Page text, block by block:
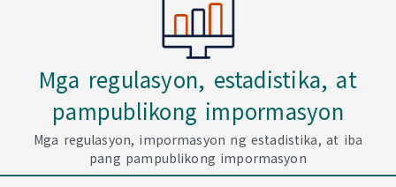
Mga regulasyon, estadistika, at
pampublikong impormasyon
Mga regulasyon, impormasyon ng estadistika, at iba
pang pampublikong impormasyon